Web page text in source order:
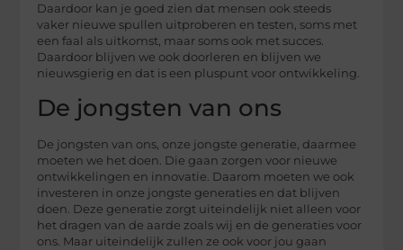
Daardoor kan je goed zien dat mensen ook steeds
vaker nieuwe spullen uitproberen en testen, soms met
een faal als uitkomst, maar soms ook met succes.
Daardoor blijven we ook doorleren en blijven we
nieuwsgierig en dat is een pluspunt voor ontwikkeling.
De jongsten van ons
De jongsten van ons, onze jongste generatie, daarmee
moeten we het doen. Die gaan zorgen voor nieuwe
ontwikkelingen en innovatie. Daarom moeten we ook
investeren in onze jongste generaties en dat blijven
doen. Deze generatie zorgt uiteindelijk niet alleen voor
het dragen van de aarde zoals wij en de generaties voor
ons. Maar uiteindelijk zullen ze ook voor jou gaan